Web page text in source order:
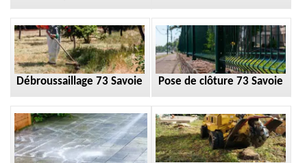
Débroussaillage 73 Savoie Pose de clôture 73 Savoie